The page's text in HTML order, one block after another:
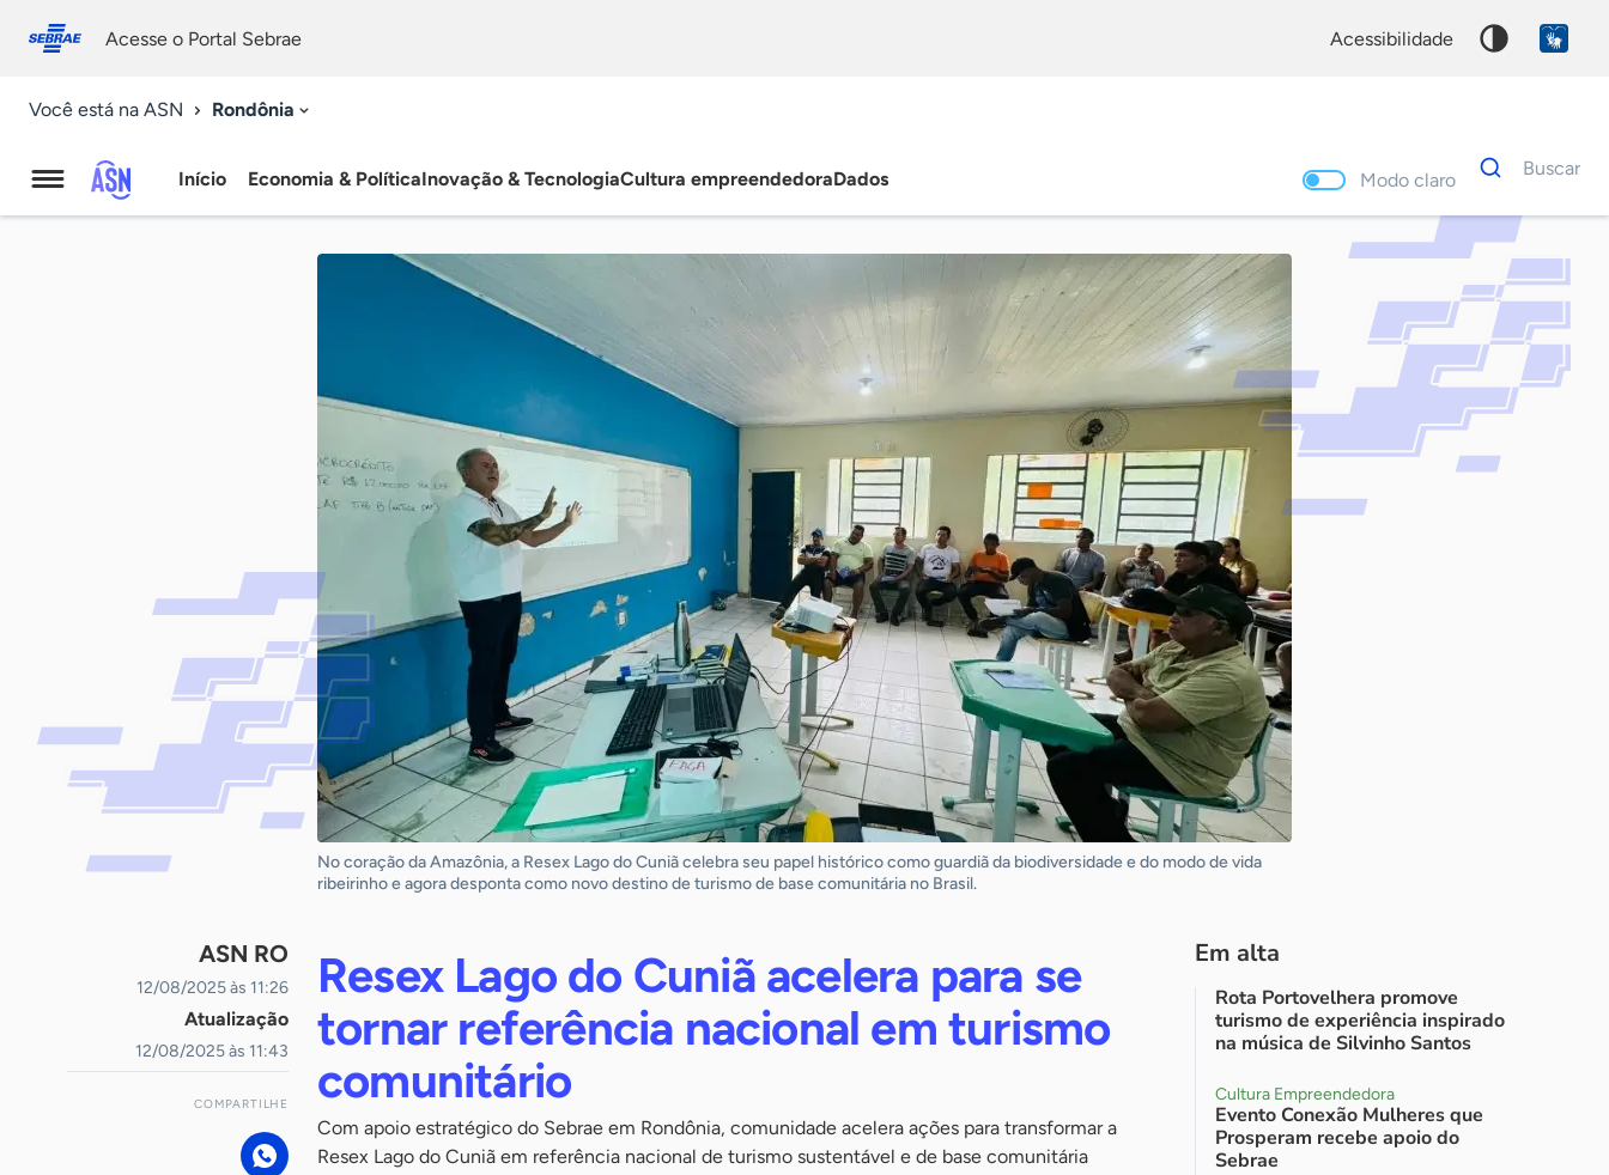
conosco
Acesse o Portal Sebrae acessibilidade
Você está na ASN Rondônia
Agência
Início Economia & PolíticaInovação & TecnologiaCultura empreendedoraDados Modo claro
Dados
para
Buscar
Palavra
chave
No coração da Amazônia, a Resex Lago do Cuniã celebra seu papel histórico como guardiã da biodiversidade e do modo de vida
ribeirinho e agora desponta como novo destino de turismo de base comunitária no Brasil.
ASN RO
12/08/2025 às 11:26
Atualização
12/08/2025 às 11:43
COMPARTILHE
Resex Lago do Cuniã acelera para se
tornar referência nacional em turismo
comunitário
Com apoio estratégico do Sebrae em Rondônia, comunidade acelera ações para transformar a
Resex Lago do Cuniã em referência nacional de turismo sustentável e de base comunitária
Em alta
Rota Portovelhera promove
turismo de experiência inspirado
na música de Silvinho Santos
Cultura Empreendedora
Evento Conexão Mulheres que
Prosperam recebe apoio do
Sebrae